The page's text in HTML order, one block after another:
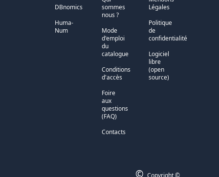
DBnomics
Huma-
Num
sommes
nous ?
Mode
d'emploi
du
catalogue
Conditions
d'accès
Foire
aux
questions
(FAQ)
Contacts
Légales
Politique
de
confidentialité
Logiciel
libre
(open
source)
© Copyright ©